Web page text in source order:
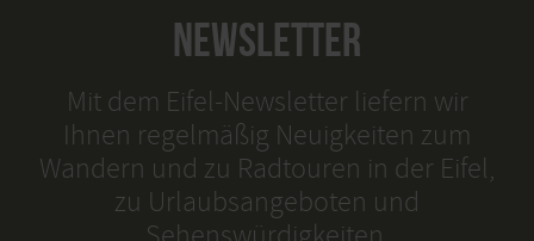
NEWSLETTER
Mit dem Eifel-Newsletter liefern wir
Ihnen regelmäßig Neuigkeiten zum
Wandern und zu Radtouren in der Eifel,
zu Urlaubsangeboten und